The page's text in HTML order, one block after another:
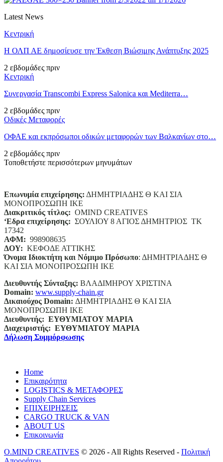
Latest News
Κεντρική
Η ΟΛΠ ΑΕ δημοσίευσε την Έκθεση Βιώσιμης Ανάπτυξης 2025
2 εβδομάδες πριν
Κεντρική
Συνεργασία Transcombi Express Salonica και Mediterra…
2 εβδομάδες πριν
Οδικές Μεταφορές
ΟΦΑΕ και εκπρόσωποι οδικών μεταφορών των Βαλκανίων στο…
2 εβδομάδες πριν
Τοποθετήστε περισσότερων μηνυμάτων
Επωνυμία επιχείρησης: ΔΗΜΗΤΡΙΑΔΗΣ Θ ΚΑΙ ΣΙΑ
ΜΟΝΟΠΡΟΣΩΠΗ ΙΚΕ
Διακριτικός τίτλος: ΟΜΙΝD CREATIVES
‘Eδρα επιχείρησης: ΣΟΥΛΙΟΥ 8 ΑΓΙΟΣ ΔΗΜΗΤΡΙΟΣ ΤΚ
17342
ΑΦΜ: 998908635
ΔΟΥ: ΚΕΦΟΔΕ ΑΤΤΙΚΗΣ
Όνομα Ιδιοκτήτη και Νόμιμο Πρόσωπο: ΔΗΜΗΤΡΙΑΔΗΣ Θ
ΚΑΙ ΣΙΑ ΜΟΝΟΠΡΟΣΩΠΗ ΙΚΕ
Διευθυντής Σύνταξης: ΒΛΑΔΙΜΗΡΟΥ ΧΡΙΣΤΙΝΑ
Domain: www.supply-chain.gr
Δικαιούχος Domain: ΔΗΜΗΤΡΙΑΔΗΣ Θ ΚΑΙ ΣΙΑ
ΜΟΝΟΠΡΟΣΩΠΗ ΙΚΕ
Διευθυντής: ΕΥΘΥΜΙΑΤΟΥ ΜΑΡΙΑ
Διαχειριστής: ΕΥΘΥΜΙΑΤΟΥ ΜΑΡΙΑ
Δήλωση Συμμόρφωσης
Home
Επικαιρότητα
LOGISTICS & ΜΕΤΑΦΟΡΕΣ
Supply Chain Services
ΕΠΙΧΕΙΡΗΣΕΙΣ
CARGO TRUCK & VAN
ABOUT US
Επικοινωνία
O.MIND CREATIVES © 2026 - All Rights Reserved - Πολιτική